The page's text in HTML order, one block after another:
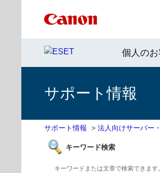
個人のお
サポート情報
サポート情報 > 法人向けサーバー
キーワード検索
キーワードまたは文章で検索できま